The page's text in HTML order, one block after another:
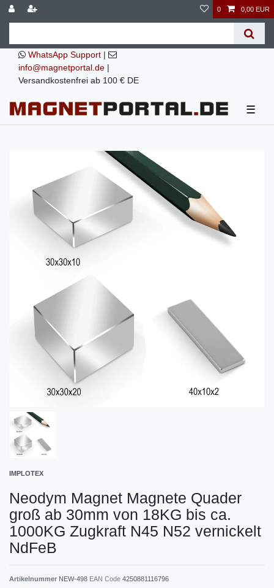
0 0,00 EUR
WhatsApp Support |
info@magnetportal.de |
Versandkostenfrei ab 100 € DE
☰
IMPLOTEX
Neodym Magnet Magnete Quader
groß ab 30mm von 18KG bis ca.
1000KG Zugkraft N45 N52 vernickelt
NdFeB
Artikelnummer NEW-498 EAN Code 4250881116796